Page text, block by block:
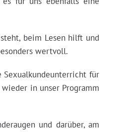
beim Lesen hilft und
wertvoll.
Sexualkundeunterricht für
in unser Programm
und darüber, am